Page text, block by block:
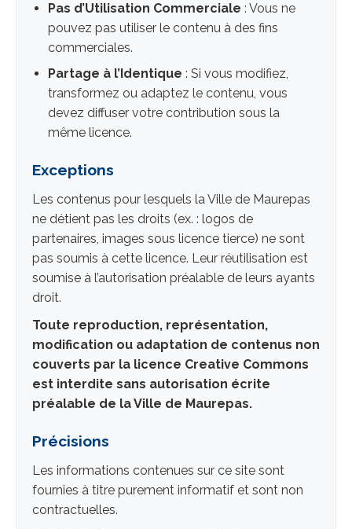
Pas d’Utilisation Commerciale : Vous ne
pouvez pas utiliser le contenu à des fins
commerciales.
Partage à l’Identique : Si vous modifiez,
transformez ou adaptez le contenu, vous
devez diffuser votre contribution sous la
même licence.
Exceptions
Les contenus pour lesquels la Ville de Maurepas
ne détient pas les droits (ex. : logos de
partenaires, images sous licence tierce) ne sont
pas soumis à cette licence. Leur réutilisation est
soumise à l’autorisation préalable de leurs ayants
droit.
Toute reproduction, représentation,
modification ou adaptation de contenus non
couverts par la licence Creative Commons
est interdite sans autorisation écrite
préalable de la Ville de Maurepas.
Précisions
Les informations contenues sur ce site sont
fournies à titre purement informatif et sont non
contractuelles.